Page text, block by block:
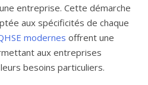
entreprise. Cette démarche
aux spécificités de chaque
modernes offrent une
aux entreprises
besoins particuliers.